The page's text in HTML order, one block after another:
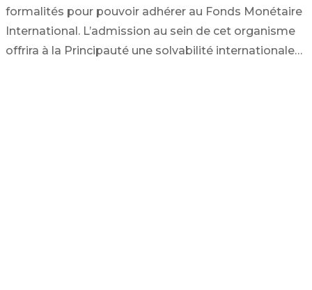
formalités pour pouvoir adhérer au Fonds Monétaire
International. L’admission au sein de cet organisme
offrira à la Principauté une solvabilité internationale…